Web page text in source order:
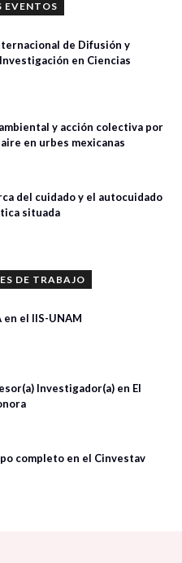
EVENTOS
de Difusión y
en Ciencias
y acción colectiva por
en urbes mexicanas
del cuidado y el autocuidado
situada
DE TRABAJO
en el IIS-UNAM
Investigador(a) en El
completo en el Cinvestav